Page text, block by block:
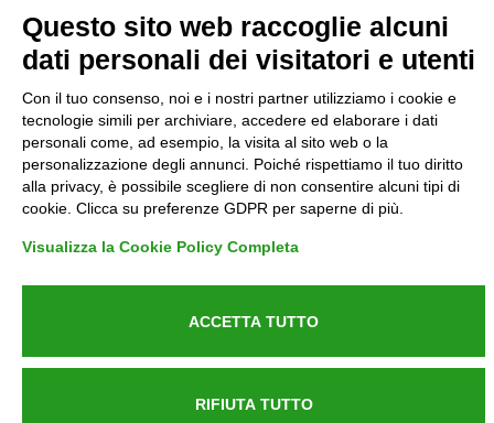
Informative GDPR (679/2016)
Reclami
Rimborsi ed Indennizzi
Contatti
Azienda certificata UNI EN ISO 9001:2015
P.IVA 05538100727 - C.so Italia n.8 70123, BARI
Questo sito web raccoglie alcuni
dati personali dei visitatori e utenti
Con il tuo consenso, noi e i nostri partner utilizziamo i cookie e
tecnologie simili per archiviare, accedere ed elaborare i dati
personali come, ad esempio, la visita al sito web o la
personalizzazione degli annunci. Poiché rispettiamo il tuo diritto
alla privacy, è possibile scegliere di non consentire alcuni tipi di
cookie. Clicca su preferenze GDPR per saperne di più.
Visualizza la Cookie Policy Completa
ACCETTA TUTTO
RIFIUTA TUTTO